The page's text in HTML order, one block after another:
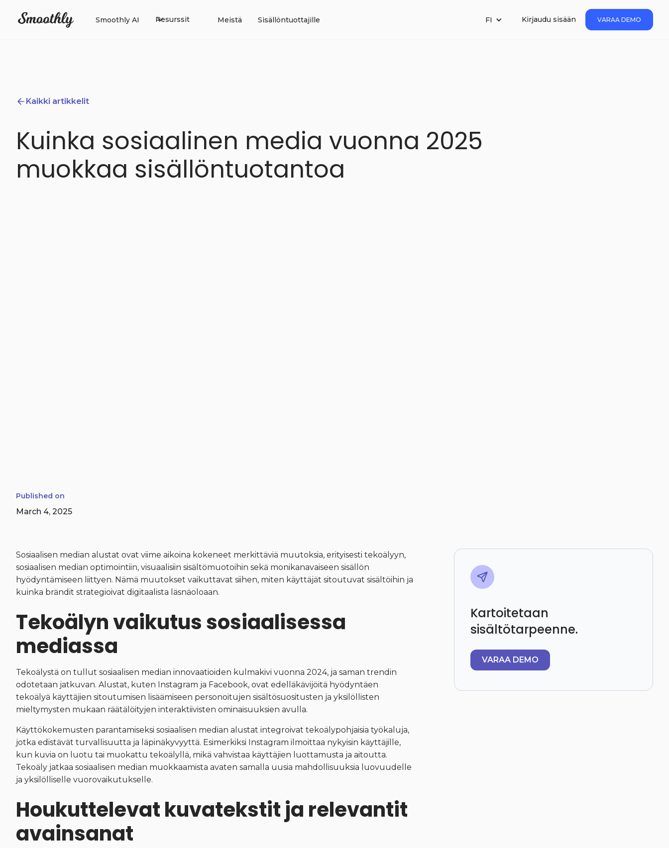
Smoothly AI Resurssit Meistä Sisällöntuottajille FI Kirjaudu sisään VARAA DEMO
Kaikki artikkelit
Kuinka sosiaalinen media vuonna 2025
muokkaa sisällöntuotantoa
Published on
March 4, 2025
Sosiaalisen median alustat ovat viime aikoina kokeneet merkittäviä muutoksia, erityisesti tekoälyyn,
sosiaalisen median optimointiin, visuaalisiin sisältömuotoihin sekä monikanavaiseen sisällön
hyödyntämiseen liittyen. Nämä muutokset vaikuttavat siihen, miten käyttäjät sitoutuvat sisältöihin ja
kuinka brändit strategioivat digitaalista läsnäoloaan.
Tekoälyn vaikutus sosiaalisessa
mediassa
Tekoälystä on tullut sosiaalisen median innovaatioiden kulmakivi vuonna 2024, ja saman trendin
odotetaan jatkuvan. Alustat, kuten Instagram ja Facebook, ovat edelläkävijöitä hyödyntäen
tekoälyä käyttäjien sitoutumisen lisäämiseen personoitujen sisältösuositusten ja yksilöllisten
mieltymysten mukaan räätälöityjen interaktiivisten ominaisuuksien avulla.
Käyttökokemusten parantamiseksi sosiaalisen median alustat integroivat tekoälypohjaisia ​​työkaluja,
jotka edistävät turvallisuutta ja läpinäkyvyyttä. Esimerkiksi Instagram ilmoittaa nykyisin käyttäjille,
kun kuvia on luotu tai muokattu tekoälyllä, mikä vahvistaa käyttäjien luottamusta ja aitoutta.
Tekoäly jatkaa sosiaalisen median muokkaamista avaten samalla uusia mahdollisuuksia luovuudelle
ja yksilölliselle vuorovaikutukselle.
Houkuttelevat kuvatekstit ja relevantit
avainsanat
Kartoitetaan
sisältötarpeenne.
VARAA DEMO